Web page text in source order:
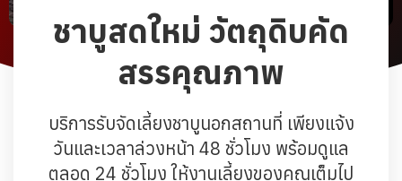
ชาบูสดใหม่ วัตถุดิบคัด
สรรคุณภาพ
บริการรับจัดเลี้ยงชาบูนอกสถานที่ เพียงแจ้ง
วันและเวลาล่วงหน้า 48 ชั่วโมง พร้อมดูแล
ตลอด 24 ชั่วโมง ให้งานเลี้ยงของคุณเต็มไป